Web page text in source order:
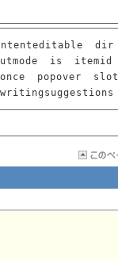
dir
is
itemid
popover
slot
writingsuggestions